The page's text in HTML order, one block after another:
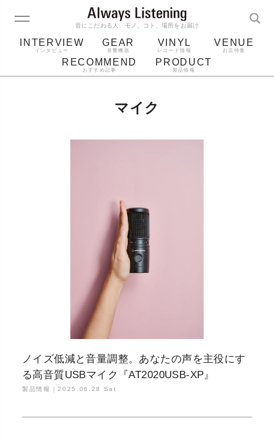
音にこだわる人、モノ、コト、場所をお届け
INTERVIEW
インタビュー
GEAR
音響機器
VINYL
レコード情報
VENUE
お店特集
RECOMMEND
おすすめ記事
PRODUCT
製品情報
bluetooth
マイク
ノイズ低減と音量調整。あなたの声を主役にす
る高音質USBマイク『AT2020USB-XP』
製品情報｜2025.06.28 Sat